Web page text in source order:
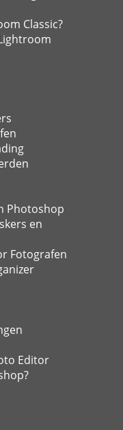
Classic?
Photoshop
en
Fotografen
Editor